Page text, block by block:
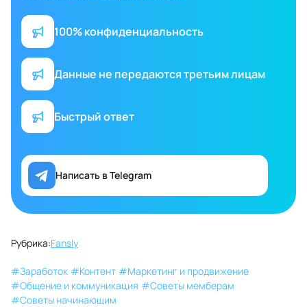
100% конфиденциальность
Данные не передаются третьим лицам
Быстрый ответ
Написать в Telegram
Рубрика:Fansly
#Заработок #Контент #Маркетинг и продвижение
#Общение и коммуникация #Советы мемберам
#Советы начинающим